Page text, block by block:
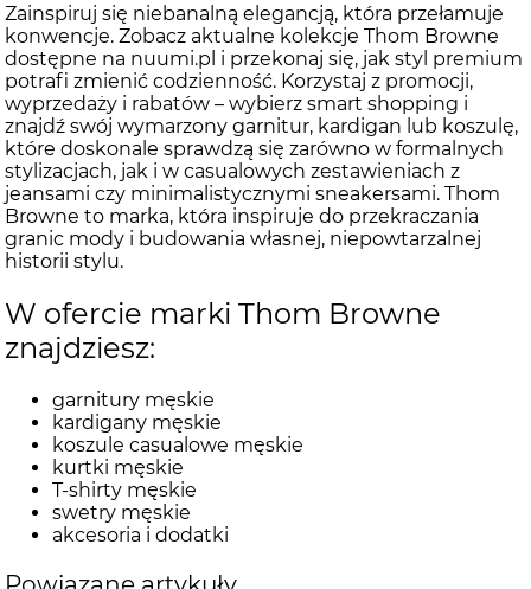
Zainspiruj się niebanalną elegancją, która przełamuje
konwencje. Zobacz aktualne kolekcje Thom Browne
dostępne na nuumi.pl i przekonaj się, jak styl premium
potrafi zmienić codzienność. Korzystaj z promocji,
wyprzedaży i rabatów – wybierz smart shopping i
znajdź swój wymarzony garnitur, kardigan lub koszulę,
które doskonale sprawdzą się zarówno w formalnych
stylizacjach, jak i w casualowych zestawieniach z
jeansami czy minimalistycznymi sneakersami. Thom
Browne to marka, która inspiruje do przekraczania
granic mody i budowania własnej, niepowtarzalnej
historii stylu.
W ofercie marki Thom Browne
znajdziesz:
garnitury męskie
kardigany męskie
koszule casualowe męskie
kurtki męskie
T-shirty męskie
swetry męskie
akcesoria i dodatki